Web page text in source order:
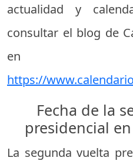
actualidad y
consultar el blog de
en
https://
Fecha de la
presidencial
La segunda vuelta